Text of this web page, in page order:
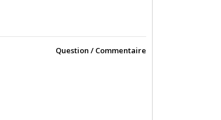
Question / Commentaire